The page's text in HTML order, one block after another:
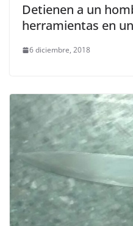
Detienen a un
herramientas en
6 diciembre, 2018